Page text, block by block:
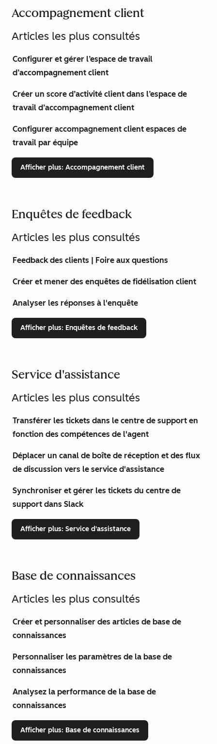
Accompagnement client
Articles les plus consultés
Configurer et gérer l’espace de travail
d’accompagnement client
Créer un score d’activité client dans l’espace de
travail d’accompagnement client
Configurer accompagnement client espaces de
travail par équipe
Afficher plus: Accompagnement client
Enquêtes de feedback
Articles les plus consultés
Feedback des clients | Foire aux questions
Créer et mener des enquêtes de fidélisation client
Analyser les réponses à l'enquête
Afficher plus: Enquêtes de feedback
Service d'assistance
Articles les plus consultés
Transférer les tickets dans le centre de support en
fonction des compétences de l'agent
Déplacer un canal de boîte de réception et des flux
de discussion vers le service d'assistance
Synchroniser et gérer les tickets du centre de
support dans Slack
Afficher plus: Service d'assistance
Base de connaissances
Articles les plus consultés
Créer et personnaliser des articles de base de
connaissances
Personnaliser les paramètres de la base de
connaissances
Analysez la performance de la base de
connaissances
Afficher plus: Base de connaissances